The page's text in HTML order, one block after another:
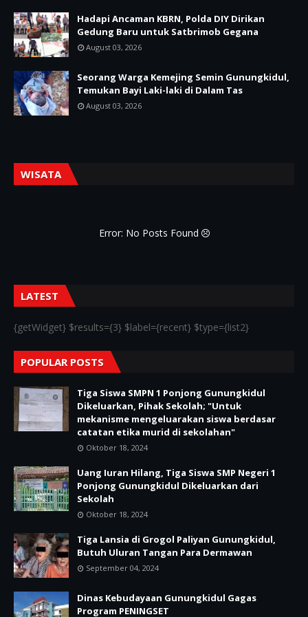
Hadapi Ancaman KBRN, Polda DIY Dirikan
Gedung Baru untuk Satbrimob Gegana
August 03, 2026
Seorang Warga Kemejing Semin Gunungkidul,
Temukan Bayi Laki-laki di Dalam Tas
August 03, 2026
WISATA
Error: No Posts Found
LATEST
{getWidget} $results={3} $label={recent} $type={list2}
POPULAR POSTS
Tiga Siswa SMPN 1 Ponjong Gunungkidul
Dikeluarkan, Pihak Sekolah; "Untuk
mekanisme mengeluarakan siswa berdasar
catatan etika murid di sekolahan"
Oktober 18, 2024
Uang Iuran Hilang, Tiga Siswa SMP Negeri 1
Ponjong Gunungkidul Dikeluarkan dari
Sekolah
Oktober 18, 2024
Tiga Lansia di Grogol Paliyan Gunungkidul,
Butuh Uluran Tangan Para Dermawan
September 04, 2024
Dinas Kebudayaan Gunungkidul Gagas
Program PENINGSET